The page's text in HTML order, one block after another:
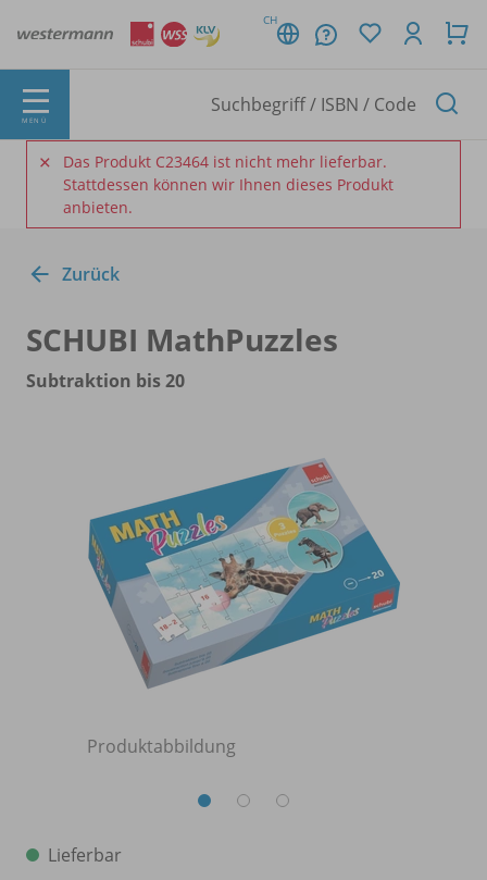
CH
MENÜ
Das Produkt C23464 ist nicht mehr lieferbar.
Stattdessen können wir Ihnen dieses Produkt
anbieten.
Zurück
SCHUBI MathPuzzles
Subtraktion bis 20
Produktabbildung
Lieferbar